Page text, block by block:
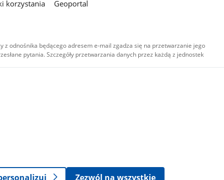
korzystania
Geoportal
odnośnika będącego adresem e-mail zgadza się na przetwarzanie jego
pytania. Szczegóły przetwarzania danych przez każdą z jednostek
Zezwól na wszystkie